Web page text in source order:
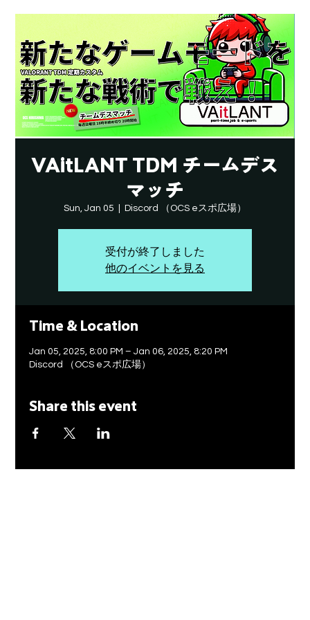
VAitLANT TDM チームデス
マッチ
Sun, Jan 05 Discord （OCS eスポ広場）
受付が終了しました
他のイベントを見る
Time & Location
Jan 05, 2025, 8:00 PM – Jan 06, 2025, 8:20 PM
Discord （OCS eスポ広場）
Share this event